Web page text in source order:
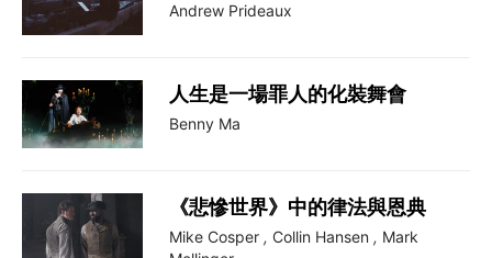
Andrew Prideaux
人生是一場罪人的化裝舞會
Benny Ma
《悲慘世界》中的律法與恩典
Mike Cosper , Collin Hansen , Mark